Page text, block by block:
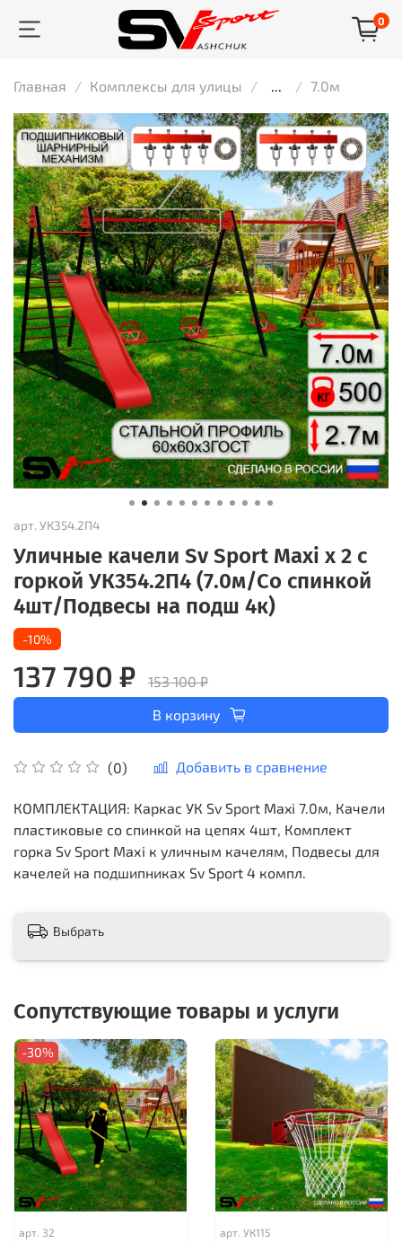
0
Главная Комплексы для улицы ... 7.0м
арт. УК354.2П4
Уличные качели Sv Sport Maxi х 2 с
горкой УК354.2П4 (7.0м/Со спинкой
4шт/Подвесы на подш 4к)
(0) Добавить в сравнение
-10%
137 790 ₽
153 100 ₽
В корзину
КОМПЛЕКТАЦИЯ: Каркас УК Sv Sport Maxi 7.0м, Качели
пластиковые со спинкой на цепях 4шт, Комплект
горка Sv Sport Махi к уличным качелям, Подвесы для
качелей на подшипниках Sv Sport 4 компл.
Выбрать
Сопутствующие товары и услуги
-30%
арт. 32 арт. УК115